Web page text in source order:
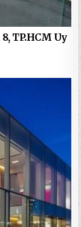
TP.HCM Uy